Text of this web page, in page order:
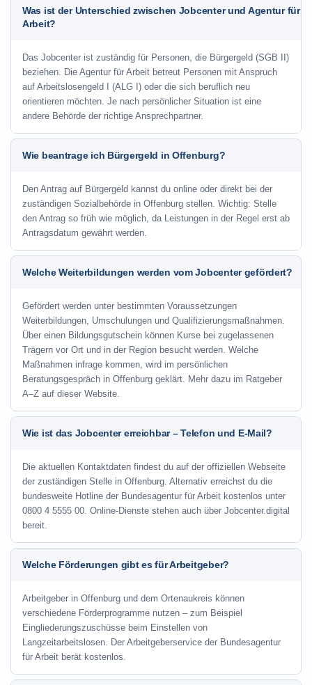
Was ist der Unterschied zwischen Jobcenter und Agentur für
Arbeit?
Das Jobcenter ist zuständig für Personen, die Bürgergeld (SGB II)
beziehen. Die Agentur für Arbeit betreut Personen mit Anspruch
auf Arbeitslosengeld I (ALG I) oder die sich beruflich neu
orientieren möchten. Je nach persönlicher Situation ist eine
andere Behörde der richtige Ansprechpartner.
Wie beantrage ich Bürgergeld in Offenburg?
Den Antrag auf Bürgergeld kannst du online oder direkt bei der
zuständigen Sozialbehörde in Offenburg stellen. Wichtig: Stelle
den Antrag so früh wie möglich, da Leistungen in der Regel erst ab
Antragsdatum gewährt werden.
Welche Weiterbildungen werden vom Jobcenter gefördert?
Gefördert werden unter bestimmten Voraussetzungen
Weiterbildungen, Umschulungen und Qualifizierungsmaßnahmen.
Über einen Bildungsgutschein können Kurse bei zugelassenen
Trägern vor Ort und in der Region besucht werden. Welche
Maßnahmen infrage kommen, wird im persönlichen
Beratungsgespräch in Offenburg geklärt. Mehr dazu im Ratgeber
A–Z auf dieser Website.
Wie ist das Jobcenter erreichbar – Telefon und E-Mail?
Die aktuellen Kontaktdaten findest du auf der offiziellen Webseite
der zuständigen Stelle in Offenburg. Alternativ erreichst du die
bundesweite Hotline der Bundesagentur für Arbeit kostenlos unter
0800 4 5555 00. Online-Dienste stehen auch über Jobcenter.digital
bereit.
Welche Förderungen gibt es für Arbeitgeber?
Arbeitgeber in Offenburg und dem Ortenaukreis können
verschiedene Förderprogramme nutzen – zum Beispiel
Eingliederungszuschüsse beim Einstellen von
Langzeitarbeitslosen. Der Arbeitgeberservice der Bundesagentur
für Arbeit berät kostenlos.